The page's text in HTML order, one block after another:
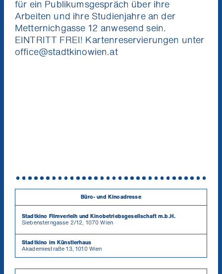
für ein Publikumsgespräch über ihre
Arbeiten und ihre Studienjahre an der
Metternichgasse 12 anwesend sein.
EINTRITT FREI! Kartenreservierungen unter
office@stadtkinowien.at
Büro- und Kinoadresse
Stadtkino Filmverleih und Kinobetriebsgesellschaft m.b.H.
Siebensterngasse 2/12, 1070 Wien
Stadtkino im Künstlerhaus
Akademiestraße 13, 1010 Wien